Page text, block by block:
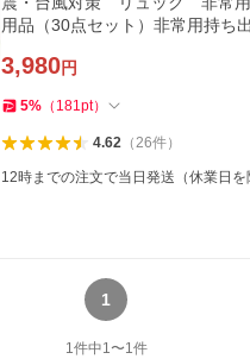
用品（30点セット）非常用持ち
3,980円
5% （ 181pt）
4.62（26件）
12時までの注文で当日発送（休業日を
1
1件中1〜1件